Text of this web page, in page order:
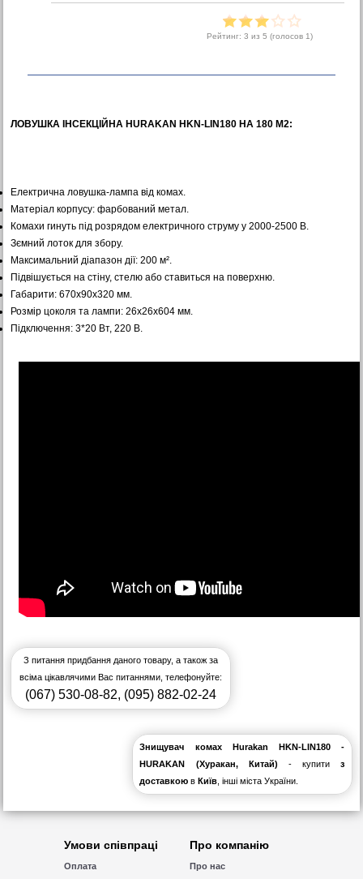
Рейтинг: 3 из 5 (голосов 1)
ЛОВУШКА ІНСЕКЦІЙНА HURAKAN HKN-LIN180 НА 180 М2:
Електрична ловушка-лампа від комах.
Матеріал корпусу: фарбований метал.
Комахи гинуть під розрядом електричного струму у 2000-2500 В.
Зємний лоток для збору.
Максимальний діапазон дії: 200 м².
Підвішується на стіну, стелю або ставиться на поверхню.
Габарити: 670х90х320 мм.
Розмір цоколя та лампи: 26х26х604 мм.
Підключення: 3*20 Вт, 220 В.
З питання придбання даного товару, а також за
всіма цікавлячими Вас питаннями, телефонуйте:
(067) 530-08-82, (095) 882-02-24
Знищувач комах Hurakan HKN-LIN180 -
HURAKAN (Хуракан, Китай) - купитиз
доставкою вКиїв , інші міста України.
Умови співпраці
Оплата
Про компанію
Про нас